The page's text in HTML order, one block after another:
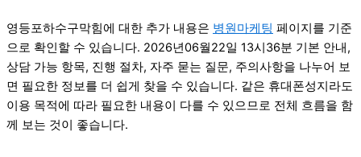
영등포하수구막힘에 대한 추가 내용은 병원마케팅 페이지를 기준
으로 확인할 수 있습니다. 2026년06월22일 13시36분 기본 안내,
상담 가능 항목, 진행 절차, 자주 묻는 질문, 주의사항을 나누어 보
면 필요한 정보를 더 쉽게 찾을 수 있습니다. 같은 휴대폰성지라도
이용 목적에 따라 필요한 내용이 다를 수 있으므로 전체 흐름을 함
께 보는 것이 좋습니다.